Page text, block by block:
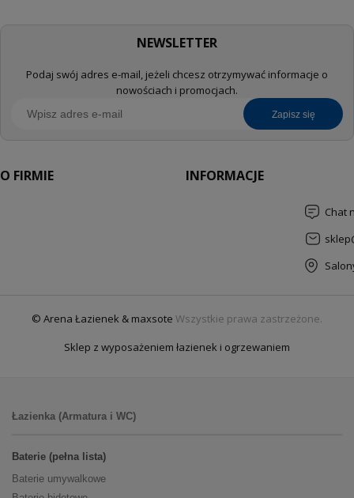
NEWSLETTER
Podaj swój adres e-mail, jeżeli chcesz otrzymywać informacje o
nowościach i promocjach.
zapisz się
O FIRMIE INFORMACJE
Chat
© Arena Łazienek & maxsote Wszystkie prawa zastrzeżone.
Sklep z wyposażeniem łazienek i ogrzewaniem
Łazienka (Armatura i WC)
Baterie (pełna lista)
Baterie umywalkowe